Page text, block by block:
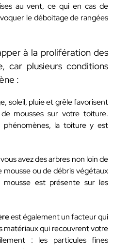
au vent, ce qui en cas de
le déboitage de rangées
à la prolifération des
car plusieurs conditions
:
soleil, pluie et grêle favorisent
mousses sur votre toiture.
phénomènes, la toiture y est
vous avez des arbres non loin de
mousse ou de débris végétaux
est présente sur les
est également un facteur qui
matériaux qui recouvrent votre
: les particules fines